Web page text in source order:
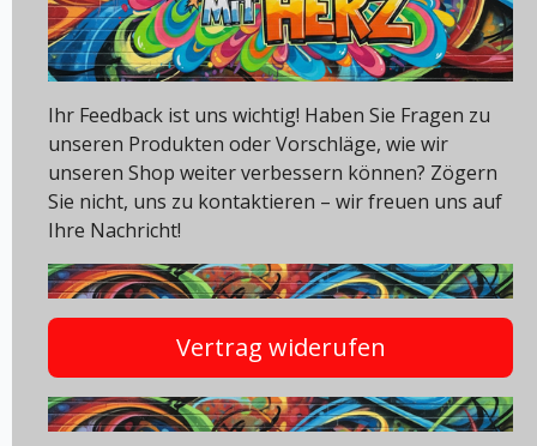
Ihr Feedback ist uns wichtig! Haben Sie Fragen zu
unseren Produkten oder Vorschläge, wie wir
unseren Shop weiter verbessern können? Zögern
Sie nicht, uns zu kontaktieren – wir freuen uns auf
Ihre Nachricht!
Vertrag widerufen